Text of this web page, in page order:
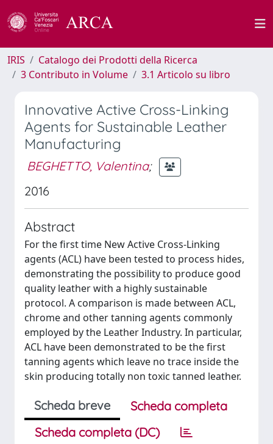
IRIS
Catalogo dei Prodotti della Ricerca
3 Contributo in Volume
3.1 Articolo su libro
Innovative Active Cross-Linking
Agents for Sustainable Leather
Manufacturing
BEGHETTO, Valentina;
2016
Abstract
For the first time New Active Cross-Linking
agents (ACL) have been tested to process hides,
demonstrating the possibility to produce good
quality leather with a highly sustainable
protocol. A comparison is made between ACL,
chrome and other tanning agents commonly
employed by the Leather Industry. In particular,
ACL have been demonstrated to be the first
tanning agents which leave no trace inside the
skin producing totally non toxic tanned leather.
Scheda breve
Scheda completa
Scheda completa (DC)